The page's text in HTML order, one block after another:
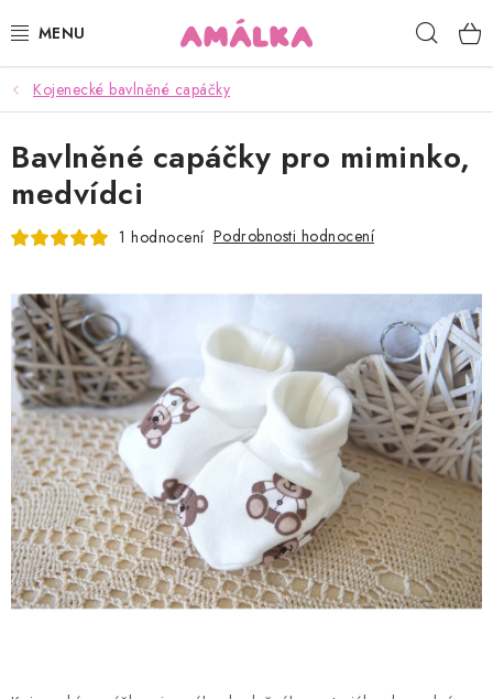
na
KOJENECKÉ, DĚTSKÉ OBLEČENÍ
ČEPICE, RUKAVICE, NÁKRČNÍKY
OSUŠKY, BRYNDÁKY, DEKY, DOPLŇKY
POUKAZY
KONTAKTY
HODNOCENÍ OBCHODU
Kontakty Proč AMÁLKA?
Doprava a platba
Tabulka velikostí
Postup pro vrácení a výměnu
Velkoobchod
Obchodní podmínky
Podmínky ochrany osobních údajů
Blog
Kojenecké bavlněné capáčky
Bavlněné capáčky pro miminko,
medvídci
1 hodnocení Podrobnosti hodnocení